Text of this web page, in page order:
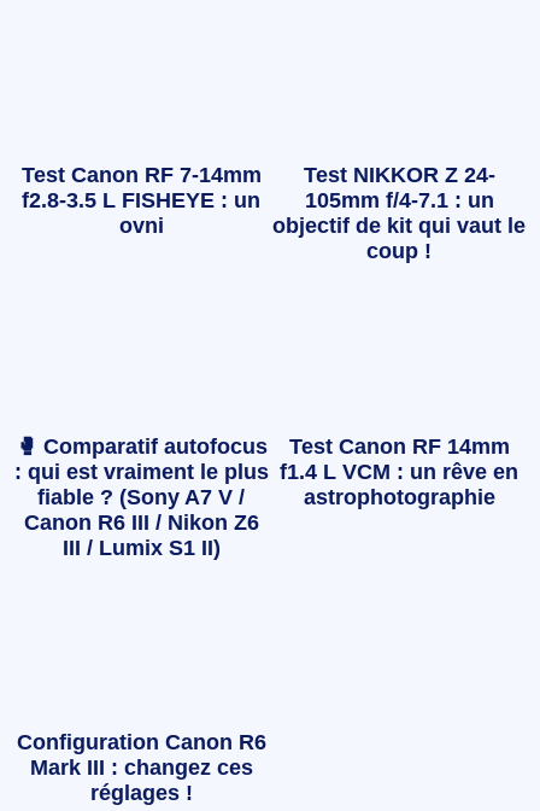
Test Canon RF 7-14mm
f2.8-3.5 L FISHEYE : un
ovni
Test NIKKOR Z 24-
105mm f/4-7.1 : un
objectif de kit qui vaut le
coup !
🥊 Comparatif autofocus
: qui est vraiment le plus
fiable ? (Sony A7 V /
Canon R6 III / Nikon Z6
III / Lumix S1 II)
Test Canon RF 14mm
f1.4 L VCM : un rêve en
astrophotographie
Configuration Canon R6
Mark III : changez ces
réglages !